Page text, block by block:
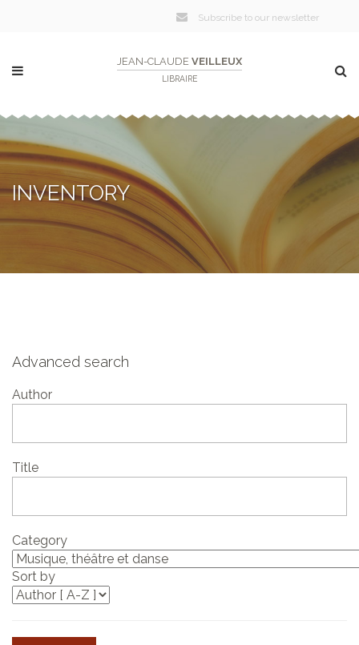
Subscribe to our newsletter
JEAN-CLAUDE VEILLEUX
LIBRAIRE
INVENTORY
Advanced search
Author
Title
Category
Sort by